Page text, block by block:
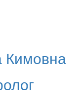
Кимовна